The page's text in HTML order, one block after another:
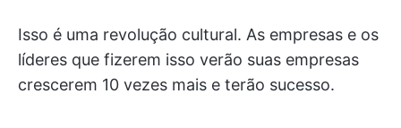
Isso é uma revolução cultural. As empresas e os
líderes que fizerem isso verão suas empresas
crescerem 10 vezes mais e terão sucesso.